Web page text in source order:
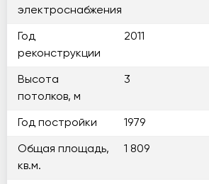
электроснабжения
Год
реконструкции
2011
Высота
потолков, м
3
Год постройки 1979
Общая площадь,
кв.м.
1 809